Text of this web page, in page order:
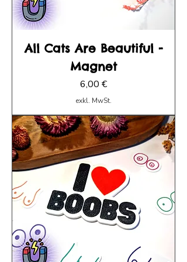
All Cats Are Beautiful -
Magnet
Preis
6,00 €
exkl. MwSt.